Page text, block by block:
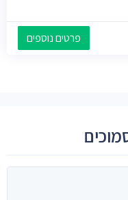
פרטים נוספים